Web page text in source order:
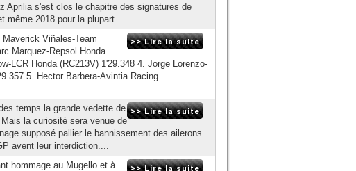
Aprilia s'est clos le chapitre des signatures de
même 2018 pour la plupart...
Viñales-Team
Marquez-Repsol Honda
LCR Honda (RC213V) 1'29.348 4. Jorge Lorenzo-
5. Hector Barbera-Avintia Racing
temps la grande vedette de
la curiosité sera venue de
supposé pallier le bannissement des ailerons
avent leur interdiction....
hommage au Mugello et à